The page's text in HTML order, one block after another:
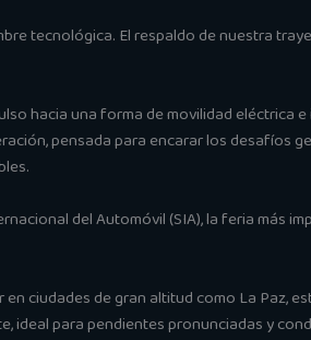
tecnológica. El respaldo de nuestra
hacia una forma de movilidad eléctrica
pensada para encarar los desafíos
del Automóvil (SIA), la feria más
ciudades de gran altitud como La Paz,
ideal para pendientes pronunciadas y